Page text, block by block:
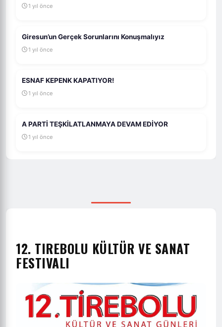
1 yıl önce
Giresun’un Gerçek Sorunlarını Konuşmalıyız
1 yıl önce
ESNAF KEPENK KAPATIYOR!
1 yıl önce
A PARTİ TEŞKİLATLANMAYA DEVAM EDİYOR
1 yıl önce
12. TIREBOLU KÜLTÜR VE SANAT
FESTIVALI